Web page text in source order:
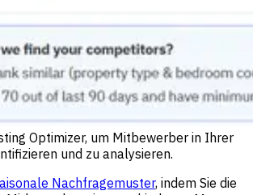
Optimizer, um Mitbewerber in Ihrer
und zu analysieren.
Nachfragemuster, indem Sie die